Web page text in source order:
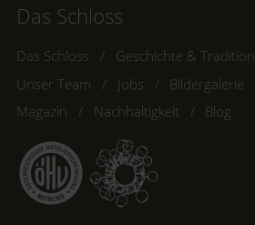
Das Schloss
Das Schloss Geschichte & Tradition
Unser Team
Jobs Bildergalerie
Magazin
Nachhaltigkeit Blog